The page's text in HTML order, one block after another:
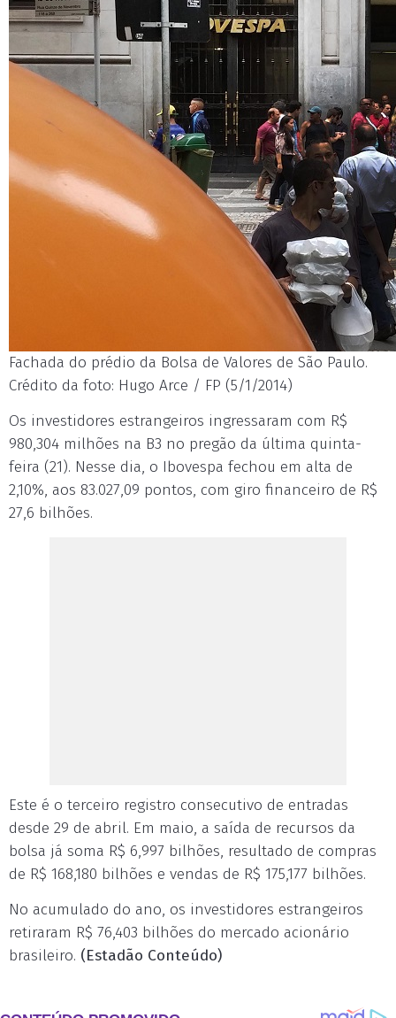
Fachada do prédio da Bolsa de Valores de São Paulo.
Crédito da foto: Hugo Arce / FP (5/1/2014)
Os investidores estrangeiros ingressaram com R$
980,304 milhões na B3 no pregão da última quinta-
feira (21). Nesse dia, o Ibovespa fechou em alta de
2,10%, aos 83.027,09 pontos, com giro financeiro de R$
27,6 bilhões.
Este é o terceiro registro consecutivo de entradas
desde 29 de abril. Em maio, a saída de recursos da
bolsa já soma R$ 6,997 bilhões, resultado de compras
de R$ 168,180 bilhões e vendas de R$ 175,177 bilhões.
No acumulado do ano, os investidores estrangeiros
retiraram R$ 76,403 bilhões do mercado acionário
brasileiro. (Estadão Conteúdo)